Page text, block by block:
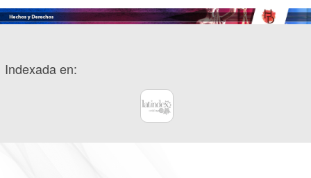
Indexada en: